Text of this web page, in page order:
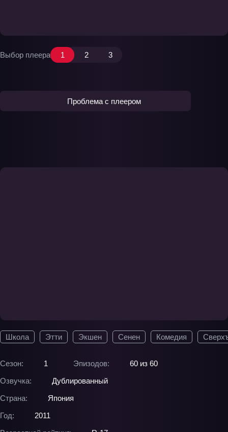
Школа Этти Экшен Сенен Комедия
Сезон: 1 Эпизодов:
60 из 60
Озвучка:
Дублированный
Страна:
Япония
Год:
2011
Выбор плеера 1 2 3
Проблема с плеером